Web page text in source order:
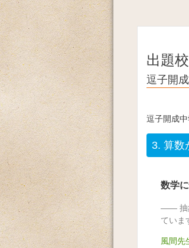
出題
逗子開
逗子開成
3. 算数
数学
ていま
風間先